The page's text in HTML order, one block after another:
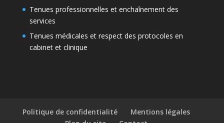
Tenues professionnelles et enchaînement des
services
Tenues médicales et respect des protocoles en
cabinet et clinique
Politique de confidentialité
Mentions légales